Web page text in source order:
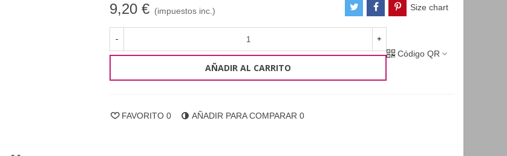
9,20 € (impuestos inc.) Size chart
- +
AÑADIR AL CARRITO
Código QR
FAVORITO 0 AÑADIR PARA COMPARAR 0